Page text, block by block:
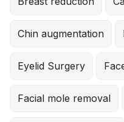
Chin augmentation
Eyelid Surgery
Facial mole removal